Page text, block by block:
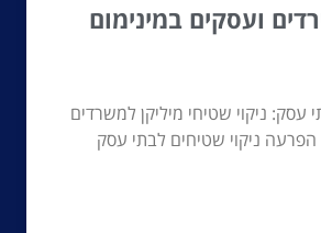
ועסקים במינימום
עסק: ניקוי שטיחי מיליקן למשרדים
הפרעה ניקוי שטיחים לבתי עסק